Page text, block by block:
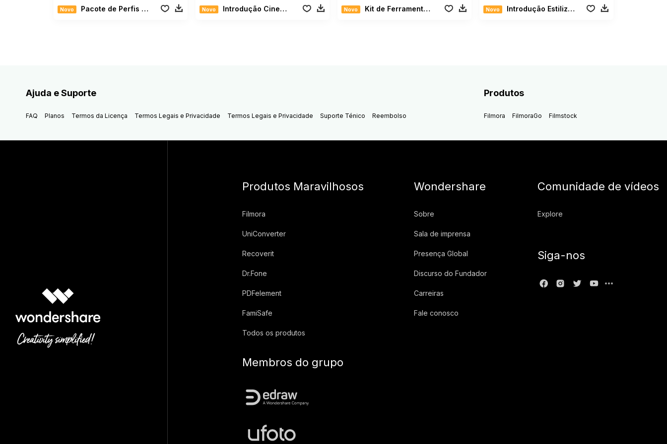
Novo Pacote de Perfis de Filmes Novo Introdução Cinemática Novo Kit de Ferramentas do Influenciador vol. 2 Novo Introdução Estilizada
Ajuda e Suporte
FAQ Planos Termos da Licença Termos Legais e Privacidade Termos Legais e Privacidade Suporte Ténico Reembolso
Produtos
Filmora FilmoraGo Filmstock
Produtos Maravilhosos
Filmora
UniConverter
Recoverit
Dr.Fone
PDFelement
FamiSafe
Todos os produtos
Wondershare
Sobre
Sala de imprensa
Presença Global
Discurso do Fundador
Carreiras
Fale conosco
Comunidade de vídeos
Explore
Siga-nos
Membros do grupo